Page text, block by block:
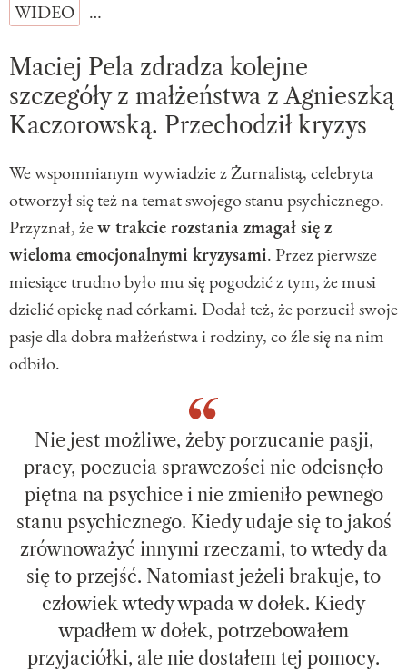
WIDEO …
Maciej Pela zdradza kolejne
szczegóły z małżeństwa z Agnieszką
Kaczorowską. Przechodził kryzys
We wspomnianym wywiadzie z Żurnalistą, celebryta
otworzył się też na temat swojego stanu psychicznego.
Przyznał, żew trakcie rozstania zmagał się z
wieloma emocjonalnymi kryzysami. Przez pierwsze
miesiące trudno było mu się pogodzić z tym, że musi
dzielić opiekę nad córkami. Dodał też, że porzucił swoje
pasje dla dobra małżeństwa i rodziny, co źle się na nim
odbiło.
Nie jest możliwe, żeby porzucanie pasji,
pracy, poczucia sprawczości nie odcisnęło
piętna na psychice i nie zmieniło pewnego
stanu psychicznego. Kiedy udaje się to jakoś
zrównoważyć innymi rzeczami, to wtedy da
się to przejść. Natomiast jeżeli brakuje, to
człowiek wtedy wpada w dołek. Kiedy
wpadłem w dołek, potrzebowałem
przyjaciółki, ale nie dostałem tej pomocy.